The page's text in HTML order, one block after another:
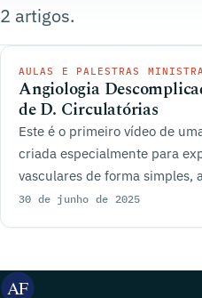
2 artigos.
AULAS E PALESTRAS
Angiologia
de D. Circulatórias
Este é o primeiro vídeo de
criada especialmente para
vasculares de forma simples,
objetiva.
30 de junho de 2025